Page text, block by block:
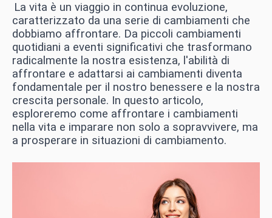
La vita è un viaggio in continua evoluzione,
caratterizzato da una serie di cambiamenti che
dobbiamo affrontare. Da piccoli cambiamenti
quotidiani a eventi significativi che trasformano
radicalmente la nostra esistenza, l'abilità di
affrontare e adattarsi ai cambiamenti diventa
fondamentale per il nostro benessere e la nostra
crescita personale. In questo articolo,
esploreremo come affrontare i cambiamenti
nella vita e imparare non solo a sopravvivere, ma
a prosperare in situazioni di cambiamento.